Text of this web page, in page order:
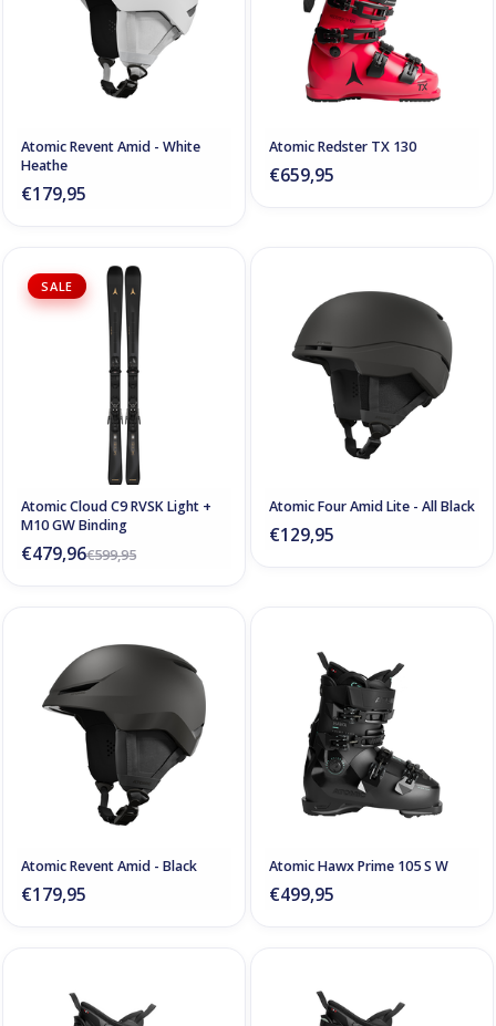
Atomic Revent Amid - White
Heathe
€179,95
Atomic Redster TX 130
€659,95
SALE
Atomic Cloud C9 RVSK Light +
M10 GW Binding
€599,95
€479,96
Atomic Four Amid Lite - All Black
€129,95
Atomic Revent Amid - Black
€179,95
Atomic Hawx Prime 105 S W
€499,95